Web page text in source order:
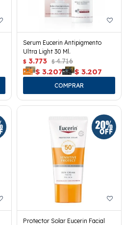
Serum Eucerin Antipigmento
Ultra Light 30 Ml.
$ 3.773 $ 4.716
$ 3.207 $ 3.207
Protector Solar Eucerin Facial